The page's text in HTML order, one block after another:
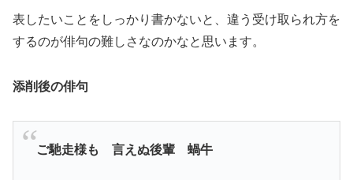
表したいことをしっかり書かないと、違う受け取られ方を
するのが俳句の難しさなのかなと思います。
添削後の俳句
ご馳走様も 言えぬ後輩 蝸牛